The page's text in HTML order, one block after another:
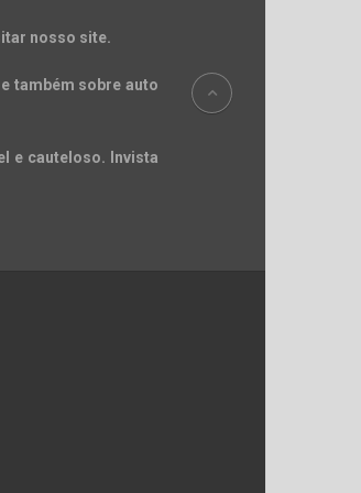
nosso site.
também sobre auto
e cauteloso. Invista